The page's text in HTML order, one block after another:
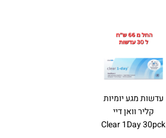
עדשות מגע יומיות
קליר וואן דיי
Clear 1Day 30pck